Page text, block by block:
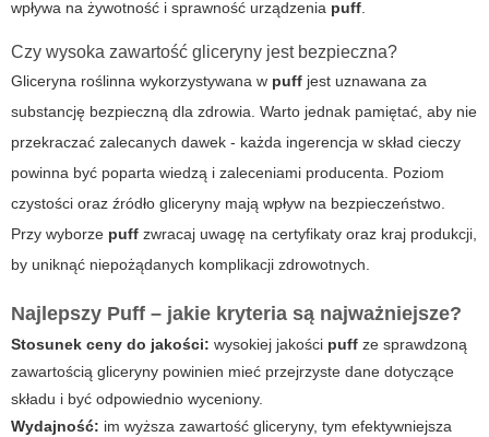
wpływa na żywotność i sprawność urządzenia puff.
Czy wysoka zawartość gliceryny jest bezpieczna?
Gliceryna roślinna wykorzystywana w puff jest uznawana za
substancję bezpieczną dla zdrowia. Warto jednak pamiętać, aby nie
przekraczać zalecanych dawek - każda ingerencja w skład cieczy
powinna być poparta wiedzą i zaleceniami producenta. Poziom
czystości oraz źródło gliceryny mają wpływ na bezpieczeństwo.
Przy wyborze puff zwracaj uwagę na certyfikaty oraz kraj produkcji,
by uniknąć niepożądanych komplikacji zdrowotnych.
Najlepszy Puff – jakie kryteria są najważniejsze?
Stosunek ceny do jakości: wysokiej jakości puff ze sprawdzoną
zawartością gliceryny powinien mieć przejrzyste dane dotyczące
składu i być odpowiednio wyceniony.
Wydajność: im wyższa zawartość gliceryny, tym efektywniejsza